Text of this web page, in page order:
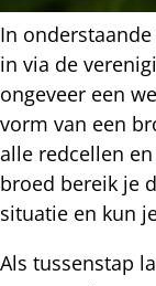
In
in via de
ongeveer een
vorm van een
alle redcellen
broed bereik je
situatie en kun
Als tussenstap